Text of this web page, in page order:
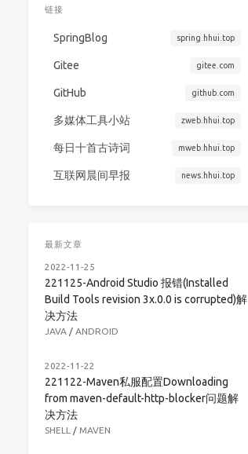
链接
SpringBlog spring.hhui.top
Gitee gitee.com
GitHub github.com
多媒体工具小站 zweb.hhui.top
每日十首古诗词 mweb.hhui.top
互联网晨间早报 news.hhui.top
最新文章
2022-11-25
221125-Android Studio 报错(Installed
Build Tools revision 3x.0.0 is corrupted)解
决方法
JAVA / ANDROID
2022-11-22
221122-Maven私服配置Downloading
from maven-default-http-blocker问题解
决方法
SHELL / MAVEN